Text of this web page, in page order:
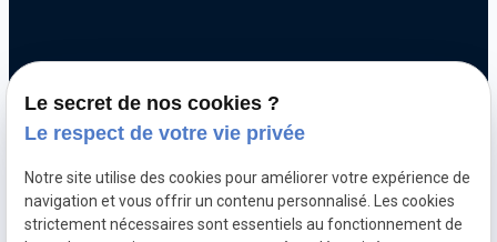
Optimisation automobile
Diagnostic électronique
Echappement inox et titane
Décalaminage hydrogène
Le secret de nos cookies ?
Le respect de votre vie privée
Notre site utilise des cookies pour améliorer votre expérience de
navigation et vous offrir un contenu personnalisé. Les cookies
strictement nécessaires sont essentiels au fonctionnement de